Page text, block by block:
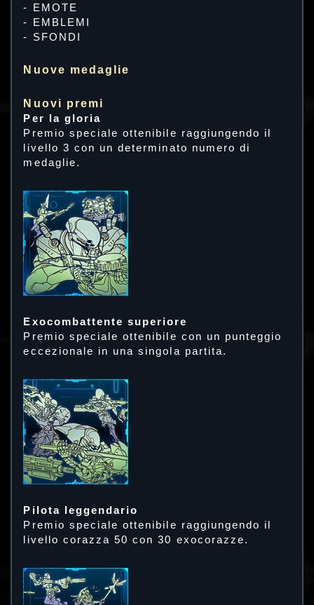
- EMOTE
- EMBLEMI
- SFONDI
Nuove medaglie
Nuovi premi
Per la gloria
Premio speciale ottenibile raggiungendo il
livello 3 con un determinato numero di
medaglie.
Exocombattente superiore
Premio speciale ottenibile con un punteggio
eccezionale in una singola partita.
Pilota leggendario
Premio speciale ottenibile raggiungendo il
livello corazza 50 con 30 exocorazze.